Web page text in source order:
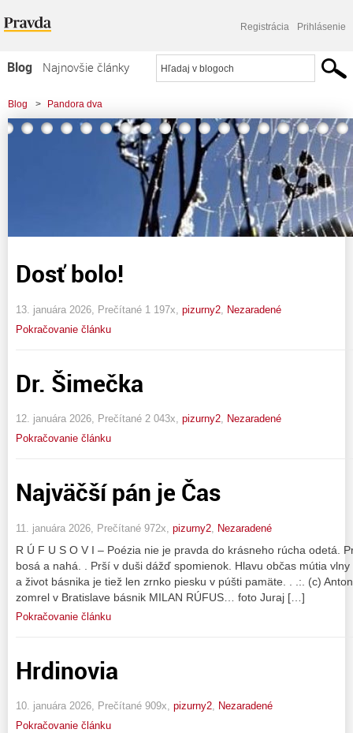
Registrácia Prihlásenie
Blog
Najnovšie články
Najčítanejšie články
Najkomentovanejšie články
Blog > Pandora dva
Dosť bolo!
13. januára 2026, Prečítané 1 197x, pizurny2 Nezaradené
Pokračovanie článku
Dr. Šimečka
12. januára 2026, Prečítané 2 043x, pizurny2, Nezaradené
Pokračovanie článku
Najväčší pán je Čas
11. januára 2026, Prečítané 972x, pizurny2 Nezaradené
R Ú F U S O V I – Poézia nie je pravda do krásneho rúcha odetá.
bosá a nahá. . Prší v duši dážď spomienok. Hlavu občas mútia
a život básnika je tiež len zrnko piesku v púšti pamäte. . .:. (c)
zomrel v Bratislave básnik MILAN RÚFUS… foto Juraj […]
Pokračovanie článku
Hrdinovia
10. januára 2026, Prečítané 909x, pizurny2, Nezaradené
Pokračovanie článku